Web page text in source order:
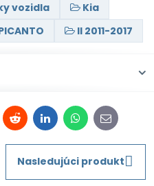
vozidla
Kia
II 2011-2017
RedditLinkedInWhatsApp
E-
mail
Nasledujúci produkt